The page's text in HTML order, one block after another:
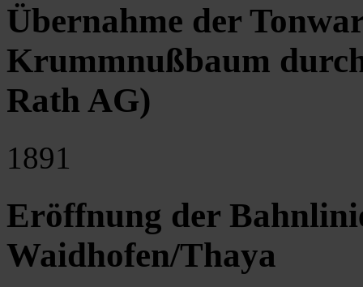
Übernahme der
Krummnußbaum
Rath AG)
1891
Eröffnung der
Waidhofen/Thaya